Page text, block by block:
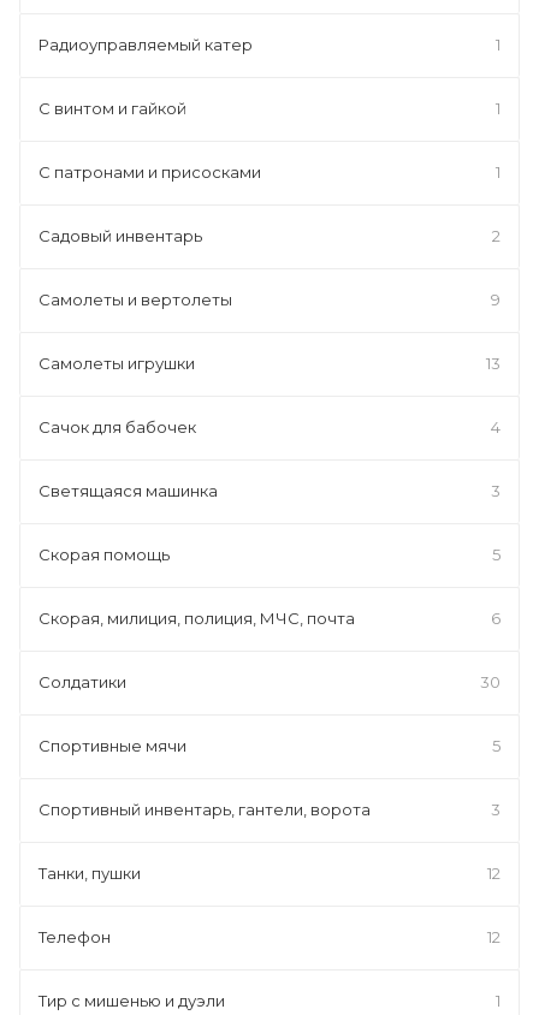
Радиоуправляемый катер 1
С винтом и гайкой 1
С патронами и присосками 1
Садовый инвентарь 2
Самолеты и вертолеты 9
Самолеты игрушки 13
Сачок для бабочек 4
Светящаяся машинка 3
Скорая помощь 5
Скорая, милиция, полиция, МЧС, почта 6
Солдатики 30
Спортивные мячи 5
Спортивный инвентарь, гантели, ворота 3
Танки, пушки 12
Телефон 12
Тир с мишенью и дуэли 1